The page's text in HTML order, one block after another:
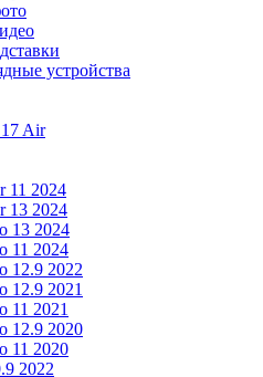
устройства
Air
11 2024
13 2024
13 2024
11 2024
12.9 2022
12.9 2021
11 2021
12.9 2020
11 2020
2022